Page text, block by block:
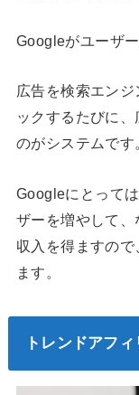
Googleがユーザ
広告を検索エン
ックするたびに
のがシステムです
Googleにとって
ザーを増やして
収入を得ますの
ます。
トレンドアフ